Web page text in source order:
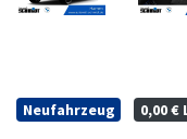
Neufahrzeug 0,00